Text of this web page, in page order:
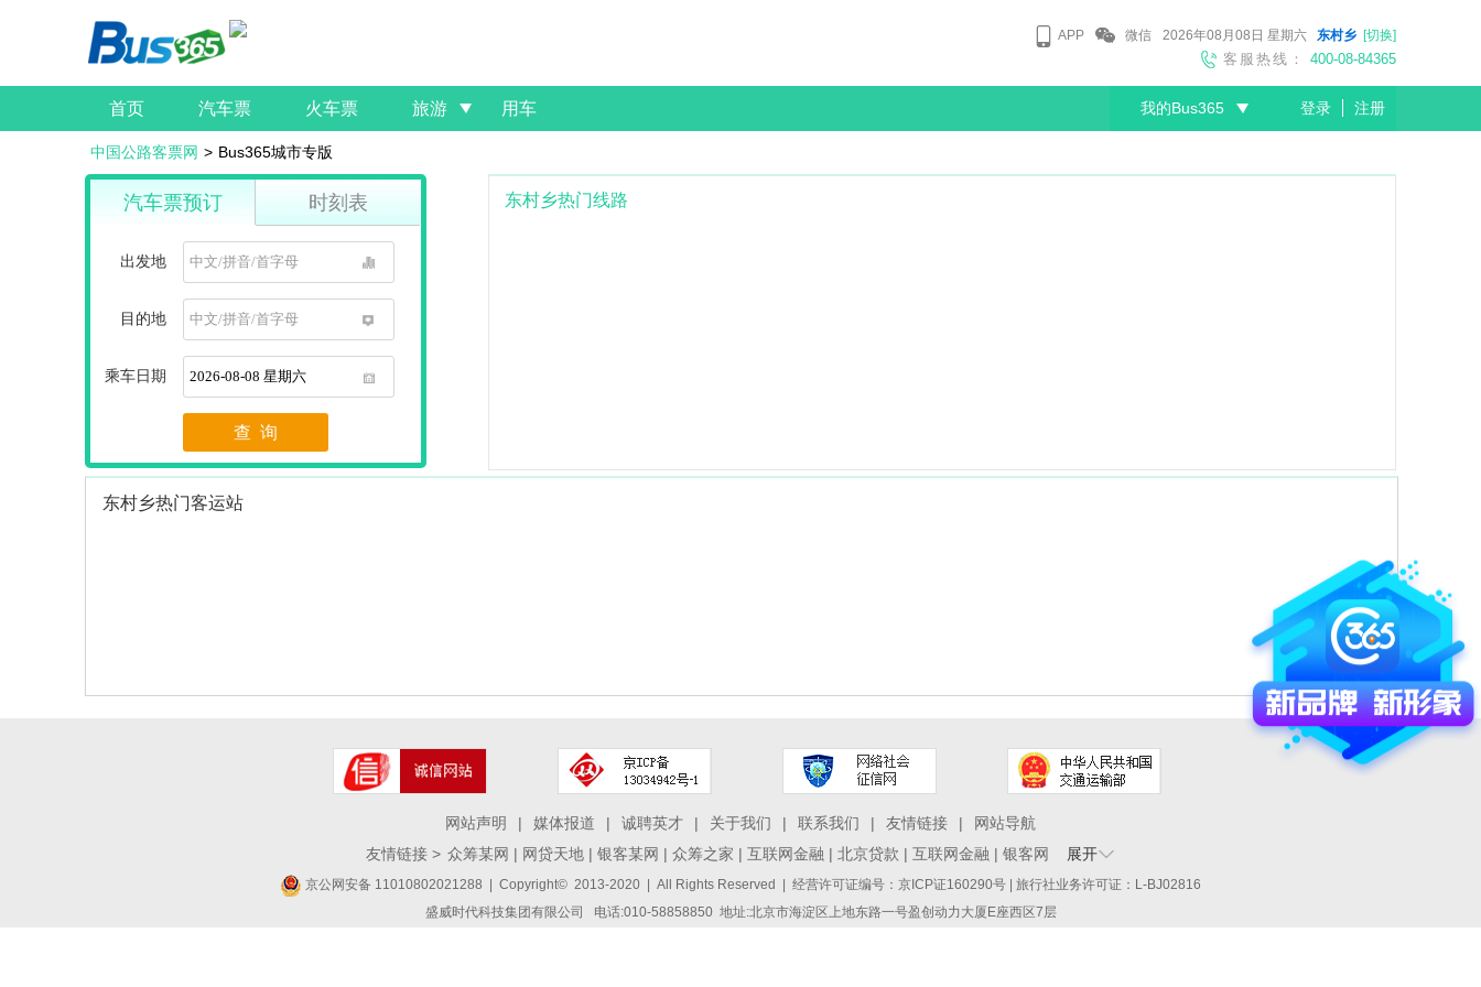
APP 微信 2026年08月08日 星期六 东村乡 [切换]
客服热线： 400-08-84365
首页 汽车票 火车票 旅游 用车 我的Bus365 登录 注册
中国公路客票网 > Bus365城市专版
汽车票预订 时刻表
出发地
目的地
1
乘车日期
1
查 询
东村乡热门线路
东村乡热门客运站
网站声明 | 媒体报道 | 诚聘英才 | 关于我们 | 联系我们 | 友情链接 |
网站导航
友情链接 > 众筹某网 | 网贷天地 | 银客某网 | 众筹之家 | 互联网金融 | 北京贷款 | 互联网金融 | 银客网 展开
京公网安备 11010802021288 | Copyright© 2013-2020 | All Rights Reserved | 经营许可证编号：京ICP证160290号 | 旅行社业务许可证：L-BJ02816
盛威时代科技集团有限公司 电话:010-58858850 地址:北京市海淀区上地东路一号盈创动力大厦E座西区7层